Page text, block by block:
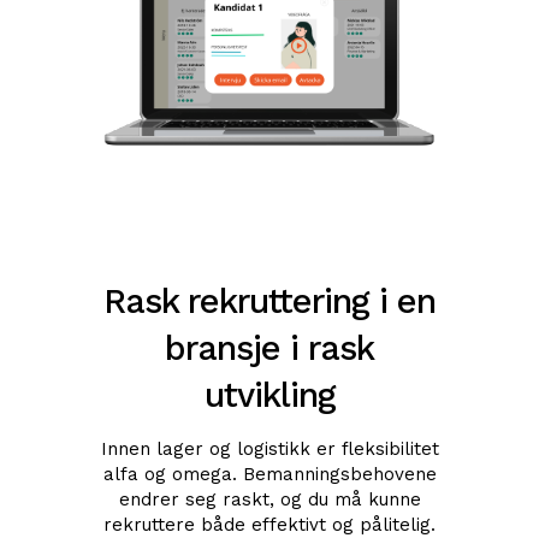
Rask rekruttering i en
bransje i rask
utvikling
Innen lager og logistikk er fleksibilitet
alfa og omega. Bemanningsbehovene
endrer seg raskt, og du må kunne
rekruttere både effektivt og pålitelig.